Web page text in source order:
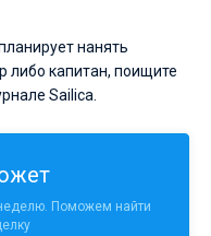
нанять
либо капитан, поищите
Sailica.
Поможем найти